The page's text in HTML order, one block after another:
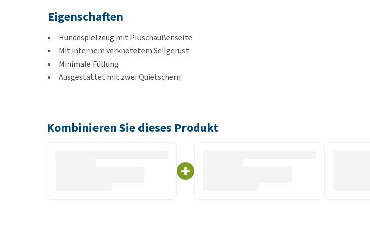
Eigenschaften
Hundespielzeug mit Plüschaußenseite
Mit internem verknotetem Seilgerüst
Minimale Füllung
Ausgestattet mit zwei Quietschern
Varianten
Kombinieren Sie dieses Produkt